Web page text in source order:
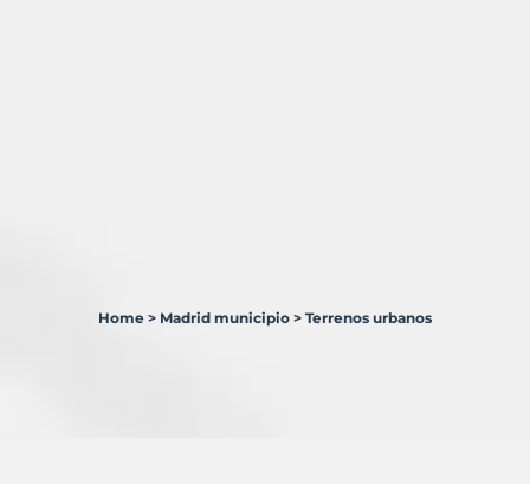
Home > Madrid municipio > Terrenos urbanos